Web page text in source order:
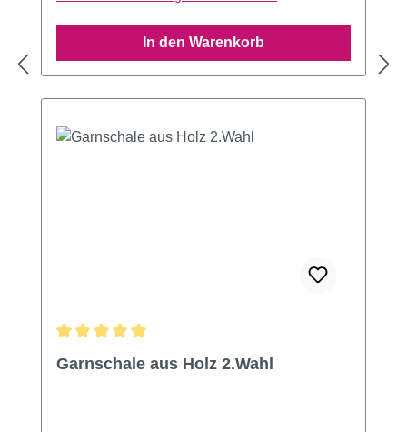
In den Warenkorb
Garnschale aus Holz 2.Wahl